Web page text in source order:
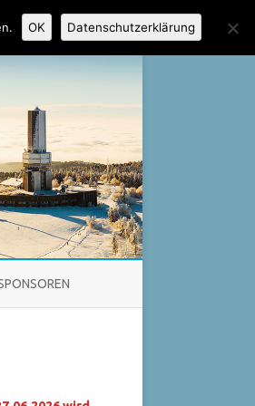
OK Datenschutzerklärung